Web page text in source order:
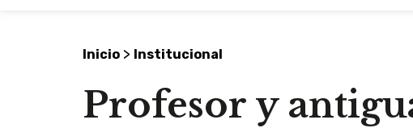
Inicio > Institucional
Profesor y